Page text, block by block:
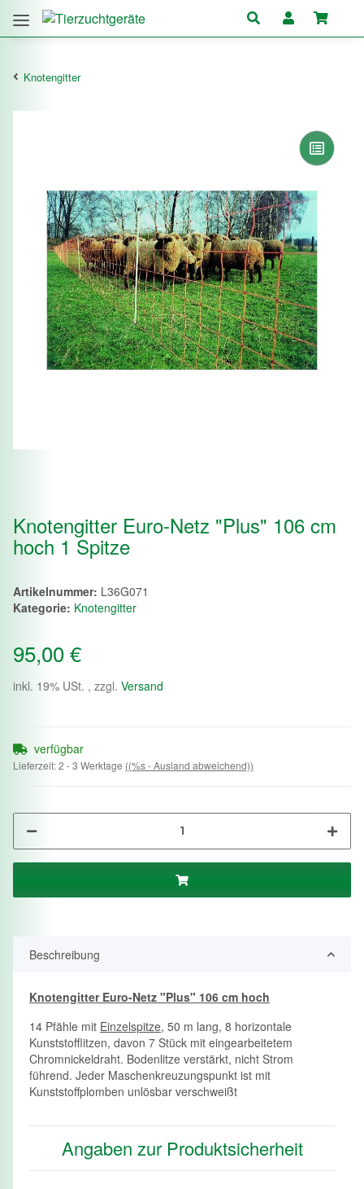
Knotengitter
Knotengitter Euro-Netz "Plus" 106 cm
hoch 1 Spitze
Artikelnummer: L36G071
Kategorie: Knotengitter
95,00 €
inkl. 19% USt. , zzgl. Versand
verfügbar
Lieferzeit:2 - 3 Werktage ((%s - Ausland abweichend))
Beschreibung
Knotengitter Euro-Netz "Plus" 106 cm hoch
14 Pfähle mit Einzelspitze, 50 m lang, 8 horizontale
Kunststofflitzen, davon 7 Stück mit eingearbeitetem
Chromnickeldraht. Bodenlitze verstärkt, nicht Strom
führend. Jeder Maschenkreuzungspunkt ist mit
Kunststoffplomben unlösbar verschweißt
Angaben zur Produktsicherheit